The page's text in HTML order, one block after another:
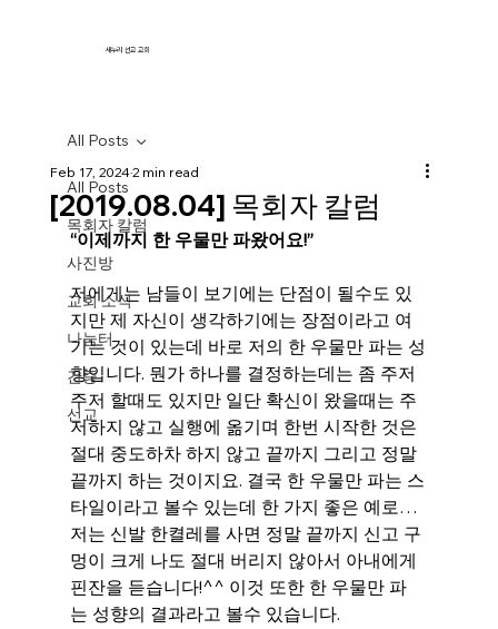
새누리 선교 교회
All Posts
목회자 칼럼
사진방
교회 소식
나눔터
간증
선교
All Posts
[2019.08.04] 목회자 칼럼
Feb 17, 20242 min read
“이제까지 한 우물만 파왔어요!”
저에게는 남들이 보기에는 단점이 될수도 있
지만 제 자신이 생각하기에는 장점이라고 여
기는 것이 있는데 바로 저의 한 우물만 파는 성
향입니다. 뭔가 하나를 결정하는데는 좀 주저
주저 할때도 있지만 일단 확신이 왔을때는 주
저하지 않고 실행에 옮기며 한번 시작한 것은
절대 중도하차 하지 않고 끝까지 그리고 정말
끝까지 하는 것이지요. 결국 한 우물만 파는 스
타일이라고 볼수 있는데 한 가지 좋은 예로…
저는 신발 한켤레를 사면 정말 끝까지 신고 구
멍이 크게 나도 절대 버리지 않아서 아내에게
핀잔을 듣습니다!^^ 이것 또한 한 우물만 파
는 성향의 결과라고 볼수 있습니다.